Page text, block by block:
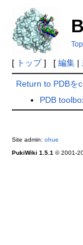
Top
[ トップ] [ 編集|
Return to PDBを
PDB
Site admin: ohue
PukiWiki 1.5.1 © 2001-